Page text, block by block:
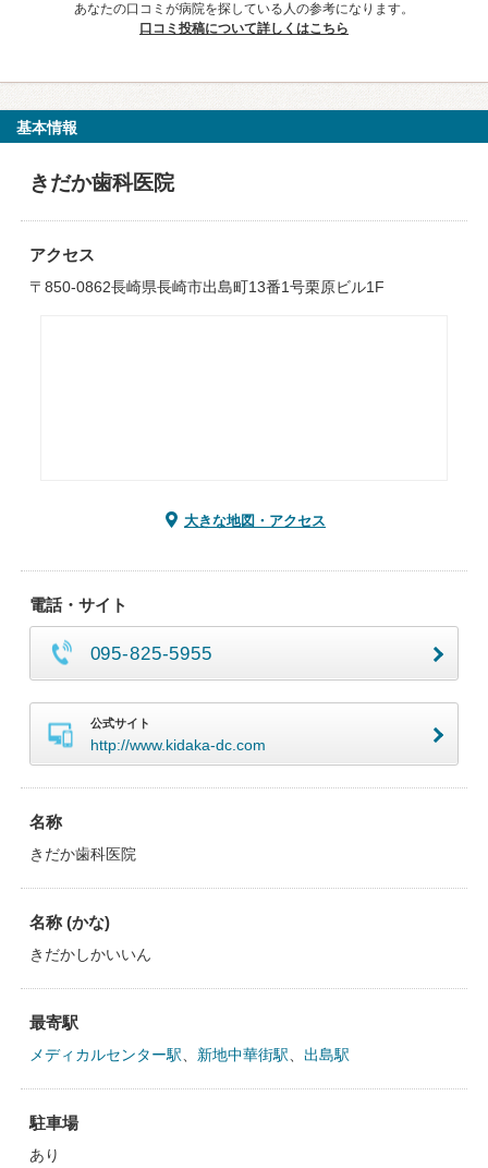
あなたの口コミが病院を探している人の参考になります。
口コミ投稿について詳しくはこちら
基本情報
きだか歯科医院
アクセス
〒850-0862長崎県長崎市出島町13番1号栗原ビル1F
大きな地図・アクセス
電話・サイト
095-825-5955
公式サイト
http://www.kidaka-dc.com
名称
きだか歯科医院
名称 (かな)
きだかしかいいん
最寄駅
メディカルセンター駅 新地中華街駅 出島駅
駐車場
あり